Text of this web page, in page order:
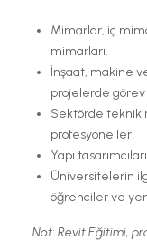
Mimarlar, iç
mimarları.
İnşaat, makine
projelerde
Sektörde teknik
profesyoneller.
Yapı
Üniversitelerin
öğrenciler ve
Not: Revit Eğitimi,